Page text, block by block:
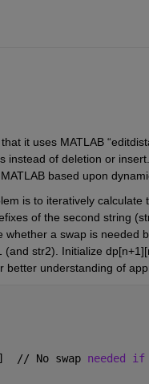
it uses MATLAB
instead of deletion or
based upon
is to iteratively
of the second string
a swap is needed
(and str2). Initialize
better understanding of
// No swap
needed if